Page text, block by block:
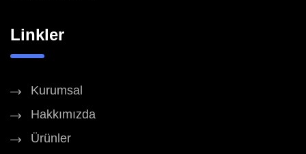
Linkler
Kurumsal
Hakkımızda
Ürünler